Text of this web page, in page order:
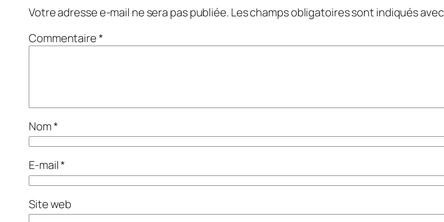
Votre adresse e-mail ne sera pas publiée. Les champs obligatoires sont indiqués
Commentaire*
Nom*
E-mail*
Site web